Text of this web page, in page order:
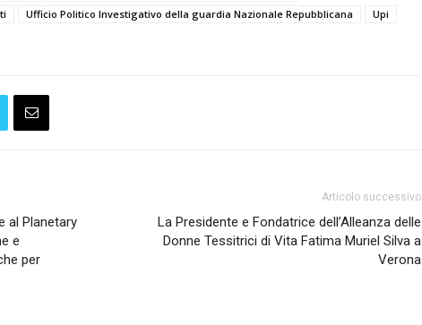
Ufficio Politico Investigativo della guardia Nazionale Repubblicana
Upi
al Planetary
e
per
Articolo successivo
La Presidente e Fondatrice dell’Alleanza delle
Donne Tessitrici di Vita Fatima Muriel Silva a
Verona